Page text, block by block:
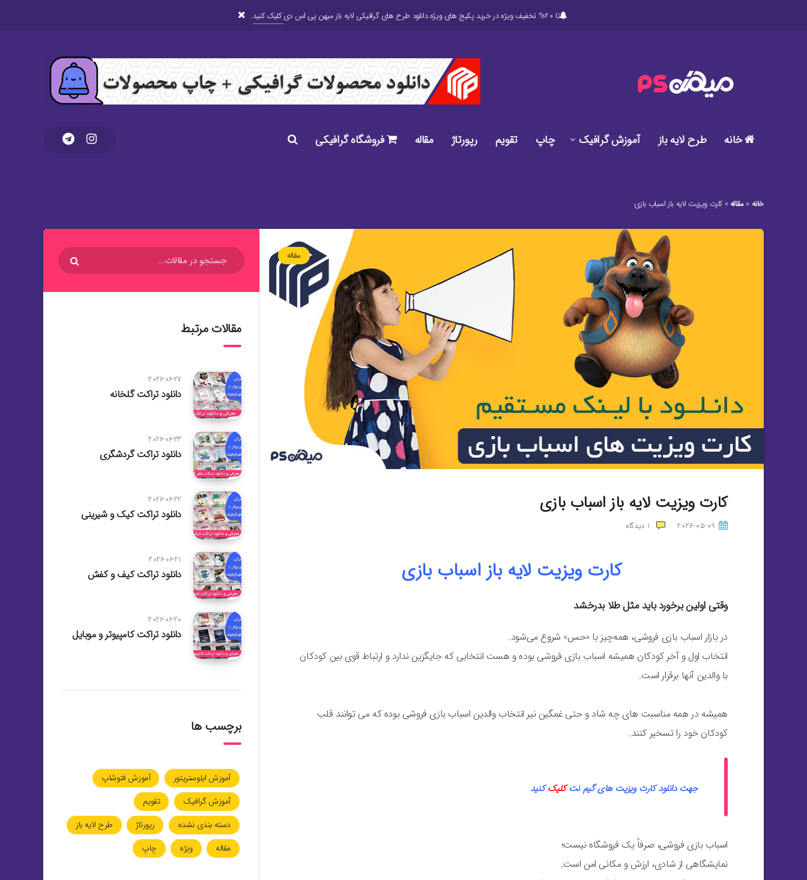
تا 20% تخفیف ویژه در خرید پکیج های ویژه دانلود طرح های گرافیکی لایه باز میهن پی اس دی کلیک کنید.
خانه طرح لایه باز آموزش گرافیک چاپ تقویم رپورتاژ مقاله فروشگاه گرافیکی
خانه »مقاله »کارت ویزیت لایه باز اسباب بازی
مقاله
کارت ویزیت لایه باز اسباب بازی
2026-05-09
1 دیدگاه
کارت ویزیت لایه باز اسباب بازی
وقتی اولین برخورد باید مثل طلا بدرخشد
در بازار اسباب بازی فروشی، همه‌چیز با «حس» شروع می‌شود.
انتخاب اول و آخر کودکان همیشه اسباب بازی فروشی بوده و هست انتخابی که جایگزین ندارد و ارتباط قوی بین کودکان
با والدین آنها برقرار است.
همیشه در همه مناسبت های چه شاد و حتی غمگین نیر انتخاب والدین اسباب بازی فروشی بوده که می توانند قلب
کودکان خود را تسخیر کنند.
جهت دانلود کارت ویزیت های گیم نتکلیککنید
اسباب بازی فروشی، صرفاً یک فروشگاه نیست؛
نمایشگاهی از شادی، ارزش و مکانی امن است.
مقالات مرتبط
2026-06-27
دانلود تراکت گلخانه
2026-06-23
دانلود تراکت گردشگری
2026-06-22
دانلود تراکت کیک و شیرینی
2026-06-21
دانلود تراکت کیف و کفش
2026-06-20
دانلود تراکت کامپیوتر و موبایل
برچسب ها
آموزش ایلوستریتور
آموزش فتوشاپ
آموزش گرافیک
تقویم
دسته بندی نشده
رپورتاژ
طرح لایه باز
مقاله
ویژه چاپ